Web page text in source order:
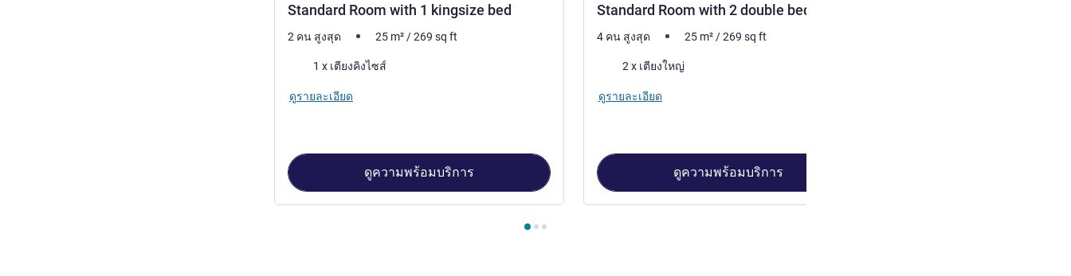
Standard Room with 1 kingsize bed
2 คน สูงสุด 25 m² /269 sq ft
เครื่องนอน
1 x เตียงคิงไซส์
ดูรายละเอียด
ดูความพร้อมบริการ
Standard Room with 2 double beds
4 คน สูงสุด 25 m² /269 sq ft
เครื่องนอน
2 x เตียงใหญ่
ดูรายละเอียด
ดูความพร้อมบริการ